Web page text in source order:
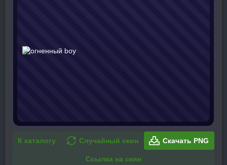
К каталогу Случайный скин Скачать PNG
Ссылка на скин